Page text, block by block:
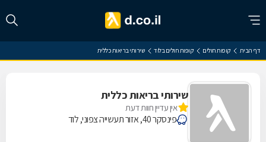
דף הבית קופות חולים קופות חולים בלוד שירותי בריאות כללית
שירותי בריאות כללית
אין עדיין חוות דעת
פינסקר 40, אזור תעשייה צפוני, לוד